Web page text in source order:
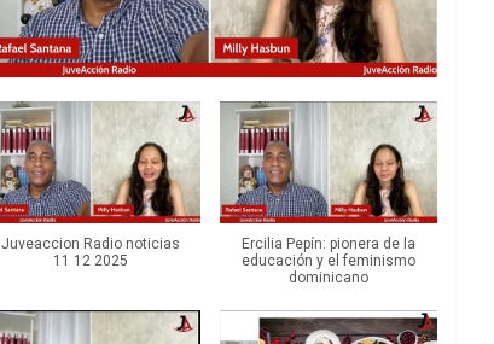
Juveaccion Radio noticias
11 12 2025
Ercilia Pepín: pionera de la
educación y el feminismo
dominicano